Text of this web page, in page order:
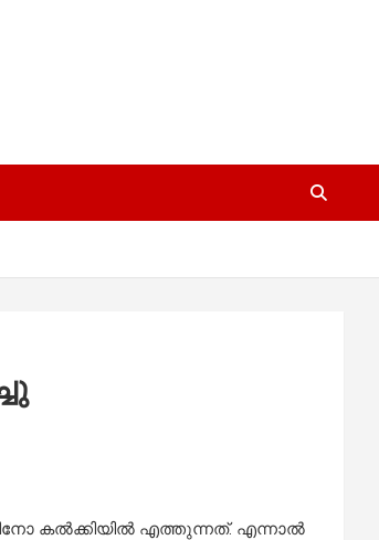
കല്‍ക്കിയില്‍ എത്തുന്നത്. എന്നാല്‍